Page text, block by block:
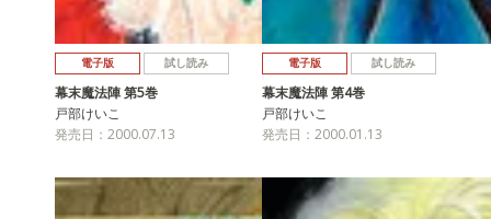
電子版 試し読み
幕末魔法陣 第5巻
戸部けいこ
発売日：2000.07.13
電子版 試し読み
幕末魔法陣 第4巻
戸部けいこ
発売日：2000.01.13